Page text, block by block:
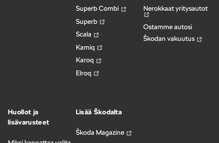
Superb Combi
Superb
Scala
Kamiq
Karoq
Elroq
Nerokkaat yritysautot
Ostamme autosi
Škodan vakuutus
Huollot ja
lisävarusteet
Lisää Škodalta
Škoda Magazine